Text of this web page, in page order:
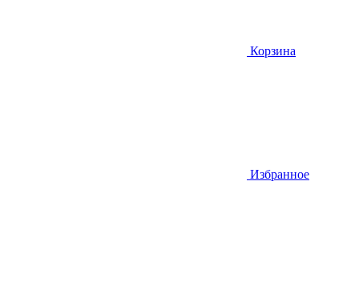
Корзина
Избранное